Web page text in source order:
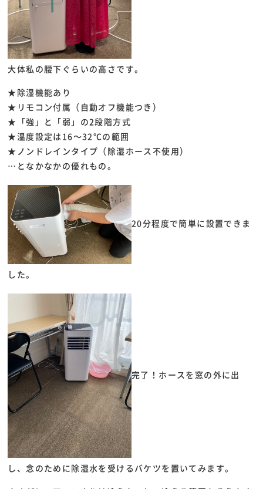
大体私の腰下ぐらいの高さです。
★除湿機能あり
★リモコン付属（自動オフ機能つき）
★「強」と「弱」の2段階方式
★温度設定は16～32℃の範囲
★ノンドレインタイプ（除湿ホース不使用）
…となかなかの優れもの。
20分程度で簡単に設置できま
した。
完了！ホースを窓の外に出
し、念のために除湿水を受けるバケツを置いてみます。